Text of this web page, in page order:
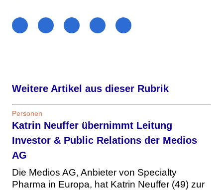
Weitere Artikel aus dieser Rubrik
Personen
Katrin Neuffer übernimmt Leitung
Investor & Public Relations der Medios
AG
Die Medios AG, Anbieter von Specialty
Pharma in Europa, hat Katrin Neuffer (49) zur